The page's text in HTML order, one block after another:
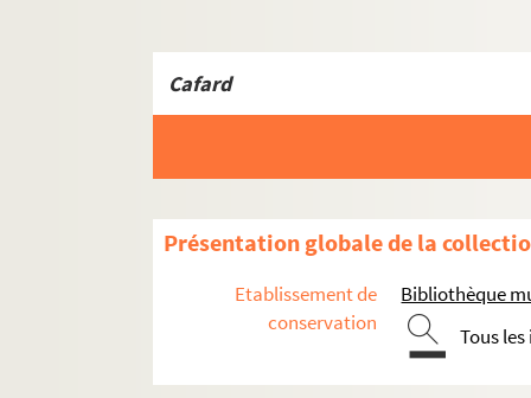
Cafard
Présentation globale de la
Etablissement de
conservation
Bibliothèque
Tous
ORG C.7/1. Partitions de Gallini,
ORG C.7/1. Partitions de Ganne,
ORG C.7/1. Partitions de Garcia, J.
ORG C.7/1. Partitions de Garnier, L.
ORG C.7/1. Partitions de